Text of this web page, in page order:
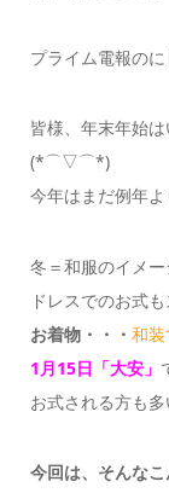
プライム電報の
皆様、年末年始
(*⌒▽⌒*)
今年はまだ例年よ
冬＝和服のイメ
ドレスでのお式
お着物・・・ 和
1月15日「大安」
お式される方も
今回は、そんな